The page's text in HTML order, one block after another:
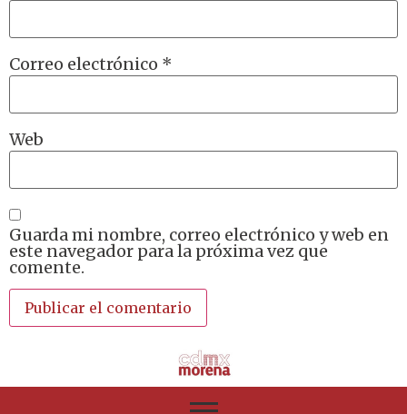
Correo electrónico *
Web
Guarda mi nombre, correo electrónico y web en
este navegador para la próxima vez que
comente.